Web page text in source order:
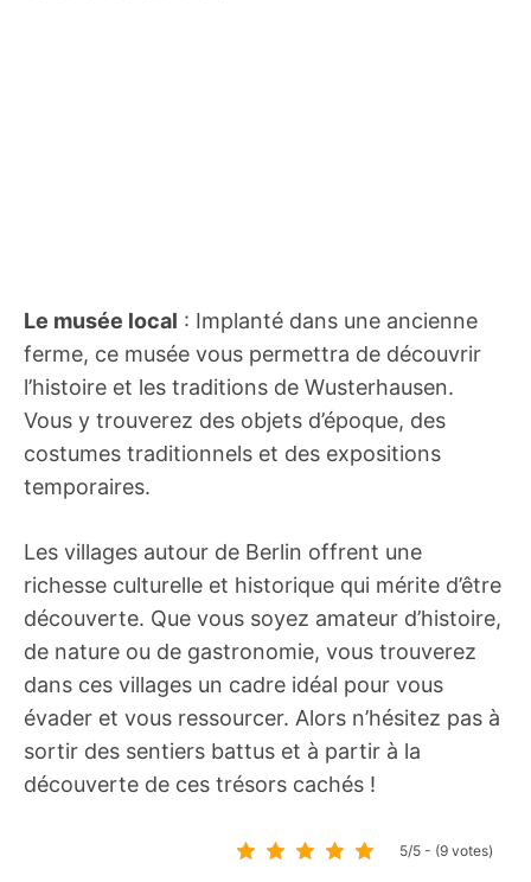
Le musée local : Implanté dans une ancienne
ferme, ce musée vous permettra de découvrir
l’histoire et les traditions de Wusterhausen.
Vous y trouverez des objets d’époque, des
costumes traditionnels et des expositions
temporaires.
Les villages autour de Berlin offrent une
richesse culturelle et historique qui mérite d’être
découverte. Que vous soyez amateur d’histoire,
de nature ou de gastronomie, vous trouverez
dans ces villages un cadre idéal pour vous
évader et vous ressourcer. Alors n’hésitez pas à
sortir des sentiers battus et à partir à la
découverte de ces trésors cachés !
5/5 - (9 votes)